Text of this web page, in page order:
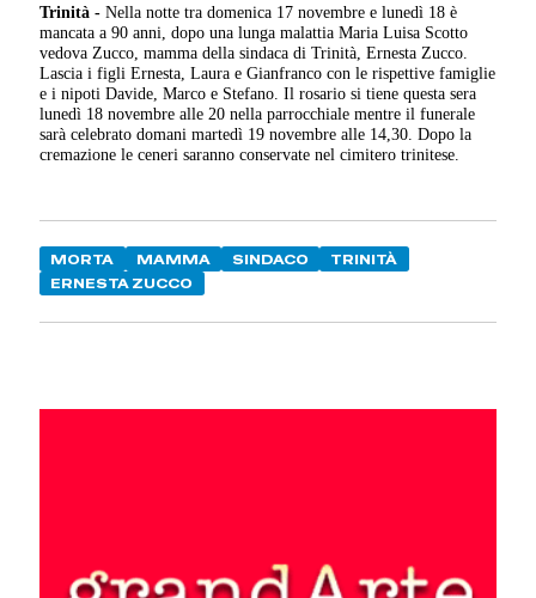
Trinità - Nella notte tra domenica 17 novembre e lunedì 18 è
mancata a 90 anni, dopo una lunga malattia Maria Luisa Scotto
vedova Zucco, mamma della sindaca di Trinità, Ernesta Zucco.
Lascia i figli Ernesta, Laura e Gianfranco con le rispettive famiglie
e i nipoti Davide, Marco e Stefano. Il rosario si tiene questa sera
lunedì 18 novembre alle 20 nella parrocchiale mentre il funerale
sarà celebrato domani martedì 19 novembre alle 14,30. Dopo la
cremazione le ceneri saranno conservate nel cimitero trinitese.
MORTA MAMMA SINDACO
TRINITÀ
ERNESTA ZUCCO